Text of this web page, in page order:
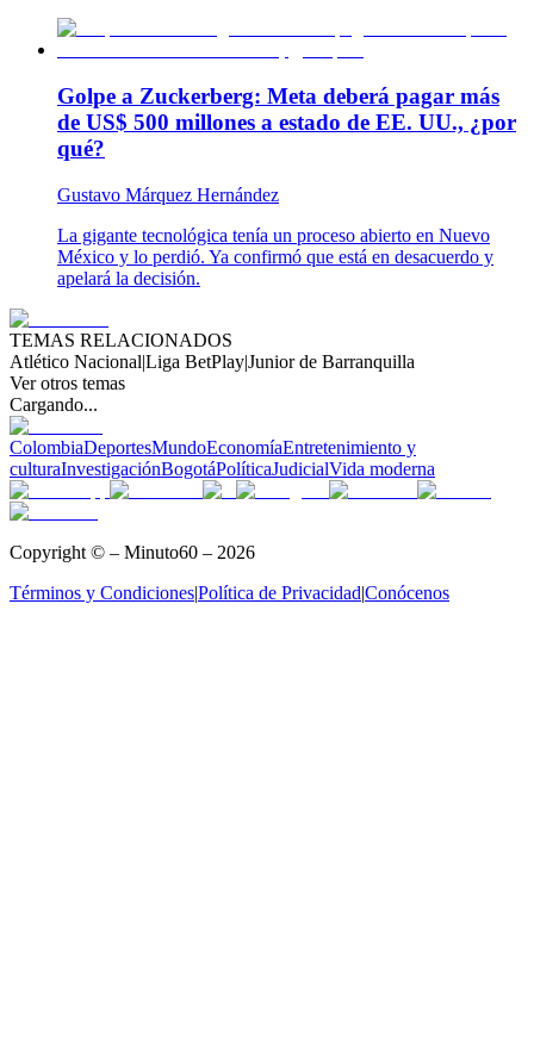
Golpe a Zuckerberg: Meta deberá pagar más
de US$ 500 millones a estado de EE. UU., ¿por
qué?
Gustavo Márquez Hernández
La gigante tecnológica tenía un proceso abierto en Nuevo
México y lo perdió. Ya confirmó que está en desacuerdo y
apelará la decisión.
TEMAS RELACIONADOS
Atlético Nacional|Liga BetPlay|Junior de Barranquilla
Ver otros temas
Cargando...
ColombiaDeportesMundoEconomíaEntretenimiento y
culturaInvestigaciónBogotáPolíticaJudicialVida moderna
Copyright © – Minuto60 – 2026
Términos y Condiciones|Política de Privacidad|Conócenos